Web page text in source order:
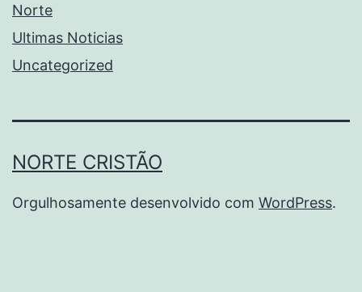
Norte
Ultimas Noticias
Uncategorized
NORTE CRISTÃO
Orgulhosamente desenvolvido com WordPress.